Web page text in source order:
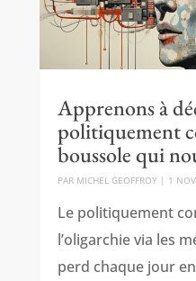
Apprenons à
politiquement
boussole qui
PAR MICHEL GEOFFROY| 1
Le politiquement
l’oligarchie via les
perd chaque jour